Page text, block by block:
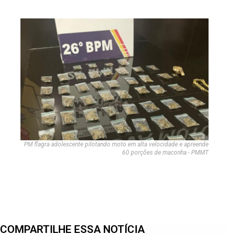
PM flagra adolescente pilotando moto em alta velocidade e apreende
60 porções de maconha - PMMT
COMPARTILHE ESSA NOTÍCIA